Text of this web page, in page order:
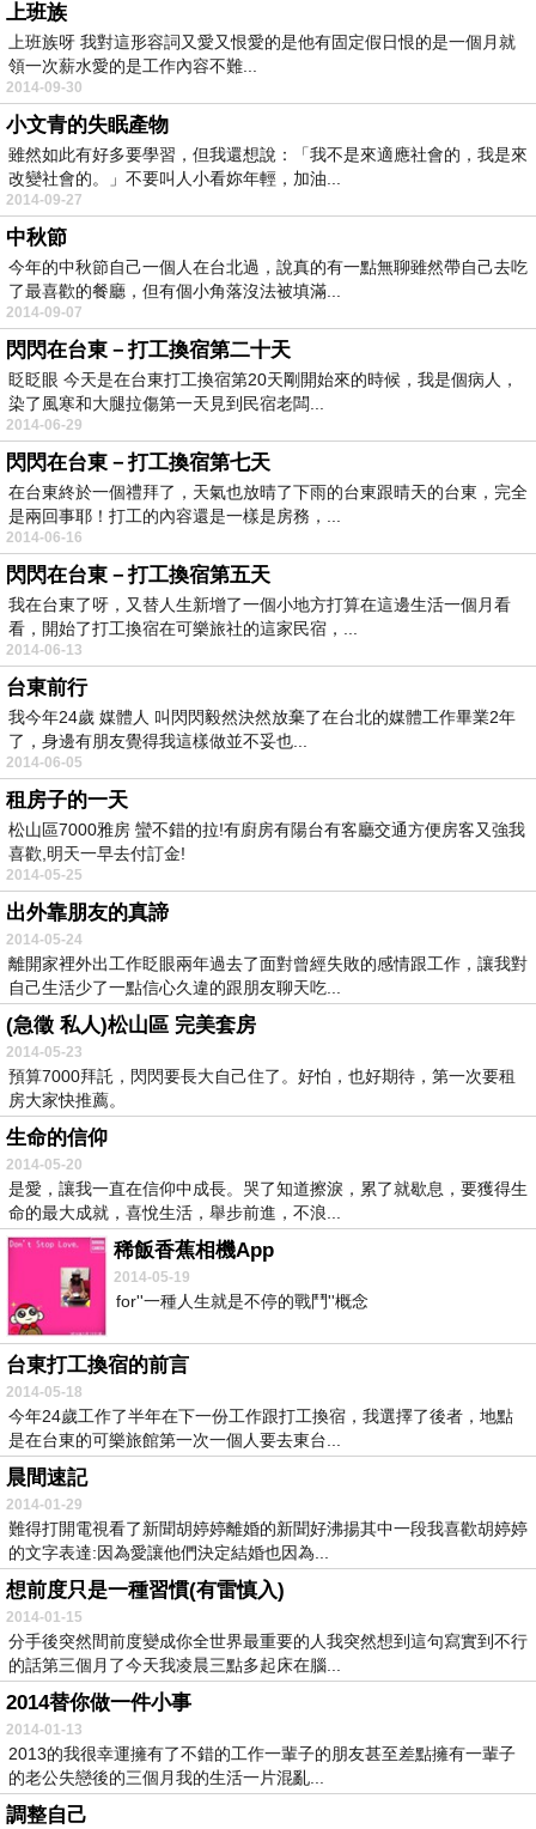
上班族
上班族呀 我對這形容詞又愛又恨愛的是他有固定假日恨的是一個月就
領一次薪水愛的是工作內容不難...
2014-09-30
小文青的失眠產物
雖然如此有好多要學習，但我還想說：「我不是來適應社會的，我是來
改變社會的。」不要叫人小看妳年輕，加油...
2014-09-27
中秋節
今年的中秋節自己一個人在台北過，說真的有一點無聊雖然帶自己去吃
了最喜歡的餐廳，但有個小角落沒法被填滿...
2014-09-07
閃閃在台東－打工換宿第二十天
眨眨眼 今天是在台東打工換宿第20天剛開始來的時候，我是個病人，
染了風寒和大腿拉傷第一天見到民宿老闆...
2014-06-29
閃閃在台東－打工換宿第七天
在台東終於一個禮拜了，天氣也放晴了下雨的台東跟晴天的台東，完全
是兩回事耶！打工的內容還是一樣是房務，...
2014-06-16
閃閃在台東－打工換宿第五天
我在台東了呀，又替人生新增了一個小地方打算在這邊生活一個月看
看，開始了打工換宿在可樂旅社的這家民宿，...
2014-06-13
台東前行
我今年24歲 媒體人 叫閃閃毅然決然放棄了在台北的媒體工作畢業2年
了，身邊有朋友覺得我這樣做並不妥也...
2014-06-05
租房子的一天
松山區7000雅房 蠻不錯的拉!有廚房有陽台有客廳交通方便房客又強我
喜歡,明天一早去付訂金!
2014-05-25
出外靠朋友的真諦
2014-05-24
離開家裡外出工作眨眼兩年過去了面對曾經失敗的感情跟工作，讓我對
自己生活少了一點信心久違的跟朋友聊天吃...
(急徵 私人)松山區 完美套房
2014-05-23
預算7000拜託，閃閃要長大自己住了。好怕，也好期待，第一次要租
房大家快推薦。
生命的信仰
2014-05-20
是愛，讓我一直在信仰中成長。哭了知道擦淚，累了就歇息，要獲得生
命的最大成就，喜悅生活，舉步前進，不浪...
稀飯香蕉相機App
2014-05-19
for''一種人生就是不停的戰鬥''概念
台東打工換宿的前言
2014-05-18
今年24歲工作了半年在下一份工作跟打工換宿，我選擇了後者，地點
是在台東的可樂旅館第一次一個人要去東台...
晨間速記
2014-01-29
難得打開電視看了新聞胡婷婷離婚的新聞好沸揚其中一段我喜歡胡婷婷
的文字表達:因為愛讓他們決定結婚也因為...
想前度只是一種習慣(有雷慎入)
2014-01-15
分手後突然間前度變成你全世界最重要的人我突然想到這句寫實到不行
的話第三個月了今天我凌晨三點多起床在腦...
2014替你做一件小事
2014-01-13
2013的我很幸運擁有了不錯的工作一輩子的朋友甚至差點擁有一輩子
的老公失戀後的三個月我的生活一片混亂...
調整自己